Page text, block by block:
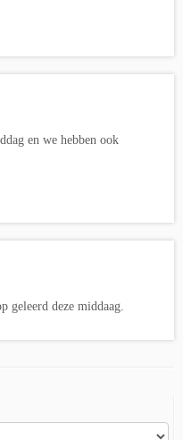
en we hebben ook
geleerd deze middaag.